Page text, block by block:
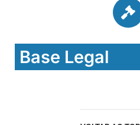
Base Legal